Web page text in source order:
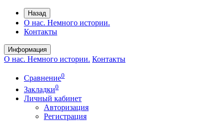
Назад
О нас. Немного истории.
Контакты
Информация
О нас. Немного истории. Контакты
Сравнение0
Закладки0
Личный кабинет
Авторизация
Регистрация